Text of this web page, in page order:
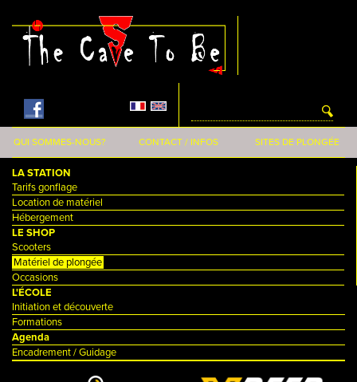
QUI SOMMES-NOUS? CONTACT / INFOS SITES DE PLONGÉE
LA STATION
Tarifs gonflage
Location de matériel
Hébergement
LE SHOP
Scooters
Matériel de plongée
Occasions
L'ÉCOLE
Initiation et découverte
Formations
Agenda
Encadrement / Guidage